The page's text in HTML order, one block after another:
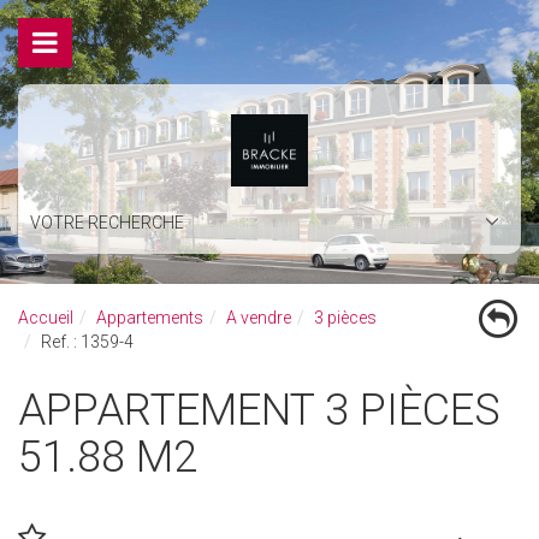
VOTRE RECHERCHE
Accueil Appartements A vendre
3 pièces
Ref. : 1359-4
APPARTEMENT 3 PIÈCES
51.88 M2